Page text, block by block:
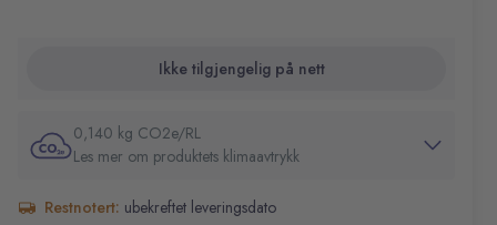
Ikke tilgjengelig på nett
0,140 kg CO2e/RL
Les mer om produktets klimaavtrykk
Restnotert: ubekreftet leveringsdato